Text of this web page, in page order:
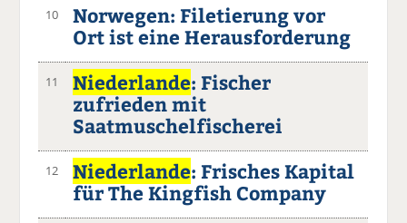
10
Norwegen: Filetierung vor
Ort ist eine Herausforderung
11 Niederlande: Fischer
zufrieden mit
Saatmuschelfischerei
12 Niederlande: Frisches Kapital
für The Kingfish Company